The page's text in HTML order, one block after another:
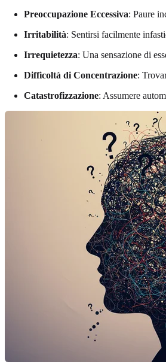
Preoccupazione Eccessiva: Paure
Irritabilità: Sentirsi facilmente
Irrequietezza: Una sensazione di
Difficoltà di Concentrazione:
Catastrofizzazione: Assumere